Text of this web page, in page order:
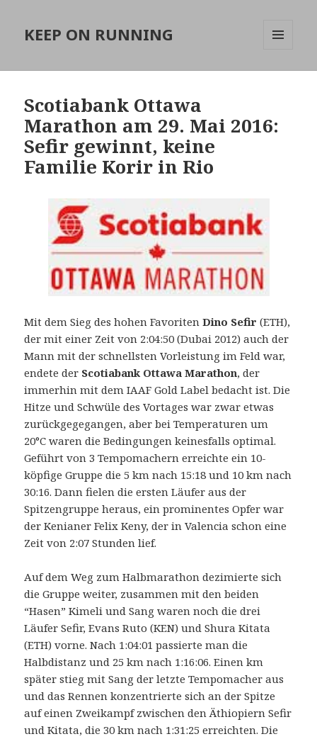
KEEP ON RUNNING
Scotiabank Ottawa
Marathon am 29. Mai 2016:
Sefir gewinnt, keine
Familie Korir in Rio
Mit dem Sieg des hohen Favoriten Dino Sefir (ETH),
der mit einer Zeit von 2:04:50 (Dubai 2012) auch der
Mann mit der schnellsten Vorleistung im Feld war,
endete der Scotiabank Ottawa Marathon, der
immerhin mit dem IAAF Gold Label bedacht ist.Die
Hitze und Schwüle des Vortages war zwar etwas
zurückgegegangen, aber bei Temperaturen um
20°C waren die Bedingungen keinesfalls optimal.
Geführt von 3 Tempomachern erreichte ein 10-
köpfige Gruppe die 5 km nach 15:18 und 10 km nach
30:16. Dann fielen die ersten Läufer aus der
Spitzengruppe heraus, ein prominentes Opfer war
der Kenianer Felix Keny, der in Valencia schon eine
Zeit von 2:07 Stunden lief.
Auf dem Weg zum Halbmarathon dezimierte sich
die Gruppe weiter, zusammen mit den beiden
“Hasen” Kimeli und Sang waren noch die drei
Läufer Sefir, Evans Ruto (KEN) und Shura Kitata
(ETH) vorne. Nach 1:04:01 passierte man die
Halbdistanz und 25 km nach 1:16:06. Einen km
später stieg mit Sang der letzte Tempomacher aus
und das Rennen konzentrierte sich an der Spitze
auf einen Zweikampf zwischen den Äthiopiern Sefir
und Kitata, die 30 km nach 1:31:25 erreichten. Die